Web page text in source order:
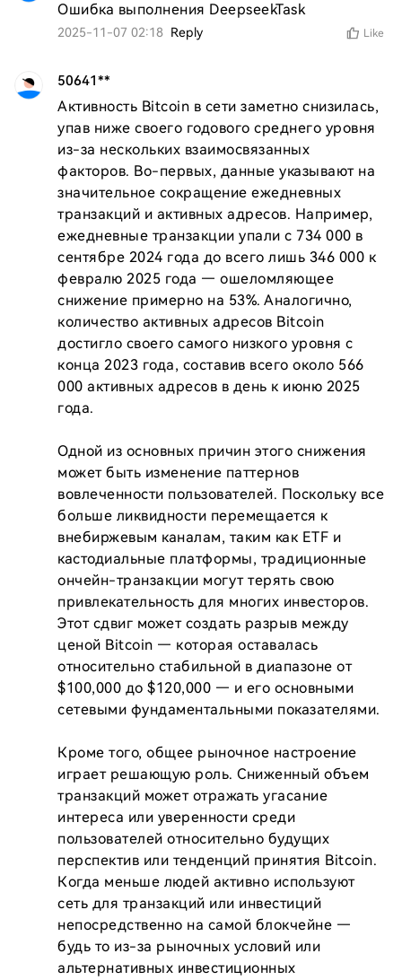
Ошибка выполнения DeepseekTask
2025-11-07 02:18 Reply Like
50641**
Активность Bitcoin в сети заметно снизилась,
упав ниже своего годового среднего уровня
из-за нескольких взаимосвязанных
факторов. Во-первых, данные указывают на
значительное сокращение ежедневных
транзакций и активных адресов. Например,
ежедневные транзакции упали с 734 000 в
сентябре 2024 года до всего лишь 346 000 к
февралю 2025 года — ошеломляющее
снижение примерно на 53%. Аналогично,
количество активных адресов Bitcoin
достигло своего самого низкого уровня с
конца 2023 года, составив всего около 566
000 активных адресов в день к июню 2025
года.
Одной из основных причин этого снижения
может быть изменение паттернов
вовлеченности пользователей. Поскольку все
больше ликвидности перемещается к
внебиржевым каналам, таким как ETF и
кастодиальные платформы, традиционные
ончейн-транзакции могут терять свою
привлекательность для многих инвесторов.
Этот сдвиг может создать разрыв между
ценой Bitcoin — которая оставалась
относительно стабильной в диапазоне от
$100,000 до $120,000 — и его основными
сетевыми фундаментальными показателями.
Кроме того, общее рыночное настроение
играет решающую роль. Сниженный объем
транзакций может отражать угасание
интереса или уверенности среди
пользователей относительно будущих
перспектив или тенденций принятия Bitcoin.
Когда меньше людей активно используют
сеть для транзакций или инвестиций
непосредственно на самой блокчейне —
будь то из-за рыночных условий или
альтернативных инвестиционных